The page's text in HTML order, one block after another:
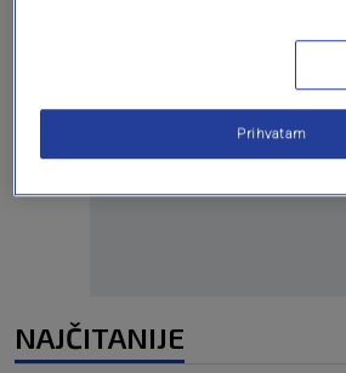
Oglas
NAJČITANIJE
Prihvatam